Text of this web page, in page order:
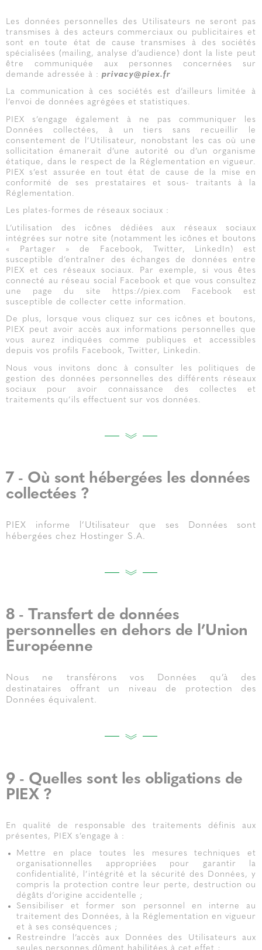
Les données personnelles des Utilisateurs ne seront pas
transmises à des acteurs commerciaux ou publicitaires et
sont en toute état de cause transmises à des sociétés
spécialisées (mailing, analyse d’audience) dont la liste peut
être communiquée aux personnes concernées sur
demande adressée à : privacy@piex.fr
La communication à ces sociétés est d’ailleurs limitée à
l’envoi de données agrégées et statistiques.
PIEX s’engage également à ne pas communiquer les
Données collectées, à un tiers sans recueillir le
consentement de l’Utilisateur, nonobstant les cas où une
sollicitation émanerait d’une autorité ou d’un organisme
étatique, dans le respect de la Réglementation en vigueur.
PIEX s’est assurée en tout état de cause de la mise en
conformité de ses prestataires et sous- traitants à la
Réglementation.
Les plates-formes de réseaux sociaux :
L’utilisation des icônes dédiées aux réseaux sociaux
intégrées sur notre site (notamment les icônes et boutons
« Partager » de Facebook, Twitter, LinkedIn) est
susceptible d’entraîner des échanges de données entre
PIEX et ces réseaux sociaux. Par exemple, si vous êtes
connecté au réseau social Facebook et que vous consultez
une page du site https://piex.com Facebook est
susceptible de collecter cette information.
De plus, lorsque vous cliquez sur ces icônes et boutons,
PIEX peut avoir accès aux informations personnelles que
vous aurez indiquées comme publiques et accessibles
depuis vos profils Facebook, Twitter, Linkedin.
Nous vous invitons donc à consulter les politiques de
gestion des données personnelles des différents réseaux
sociaux pour avoir connaissance des collectes et
traitements qu’ils effectuent sur vos données.
7 - Où sont hébergées les données
collectées ?
PIEX informe l’Utilisateur que ses Données sont
hébergées chez Hostinger S.A.
8 - Transfert de données
personnelles en dehors de l’Union
Européenne
Nous ne transférons vos Données qu’à des
destinataires offrant un niveau de protection des
Données équivalent.
9 - Quelles sont les obligations de
PIEX ?
En qualité de responsable des traitements définis aux
présentes, PIEX s’engage à :
Mettre en place toutes les mesures techniques et
organisationnelles appropriées pour garantir la
confidentialité, l’intégrité et la sécurité des Données, y
compris la protection contre leur perte, destruction ou
dégâts d’origine accidentelle ;
Sensibiliser et former son personnel en interne au
traitement des Données, à la Réglementation en vigueur
et à ses conséquences ;
Restreindre l’accès aux Données des Utilisateurs aux